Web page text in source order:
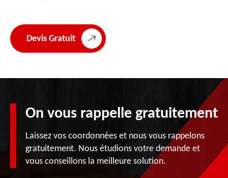
Devis Gratuit
On vous rappelle gratuitement
Laissez vos coordonnées et nous vous rappelons
gratuitement. Nous étudions votre demande et
vous conseillons la meilleure solution.